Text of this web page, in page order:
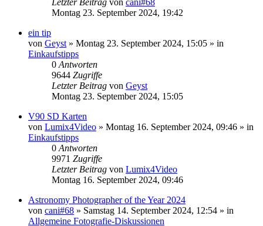
Montag 23. September 2024, 19:42
ein tip
von Geyst » Montag 23. September 2024, 15:05 » in
Einkaufstipps
0 Antworten
9644 Zugriffe
Letzter Beitrag von Geyst
Montag 23. September 2024, 15:05
V90 SD Karten
von Lumix4Video » Montag 16. September 2024, 09:46 » in
Einkaufstipps
0 Antworten
9971 Zugriffe
Letzter Beitrag von Lumix4Video
Montag 16. September 2024, 09:46
Astronomy Photographer of the Year 2024
von cani#68 » Samstag 14. September 2024, 12:54 » in
Allgemeine Fotografie-Diskussionen